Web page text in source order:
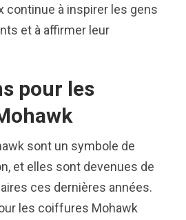
continue à inspirer les gens
et à affirmer leur
pour les
sont un symbole de
et elles sont devenues de
ces dernières années.
les coiffures Mohawk